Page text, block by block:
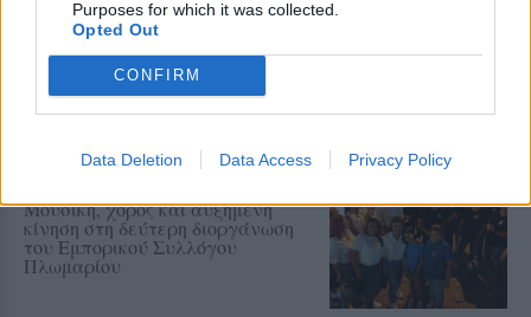
Purposes for which it was collected.
Opted Out
CONFIRM
Data Deletion Data Access Privacy Policy
Παρέμβαση της Ένωσης Ιδιωτικών
Υπαλλήλων Λέσβου για τα
διευρυμένα ωράρια και τις
συνθήκες εργασίας στα εμπορικά
καταστήματα
Η Λευκή Νύχτα γέμισε ζωή την
Μουσική, χορός και αυξημένη
κίνηση στη δεύτερη διοργάνωση
του Εμπορικού Συλλόγου
Πλωμαρίου